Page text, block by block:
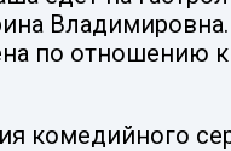
по отношению
комедийного